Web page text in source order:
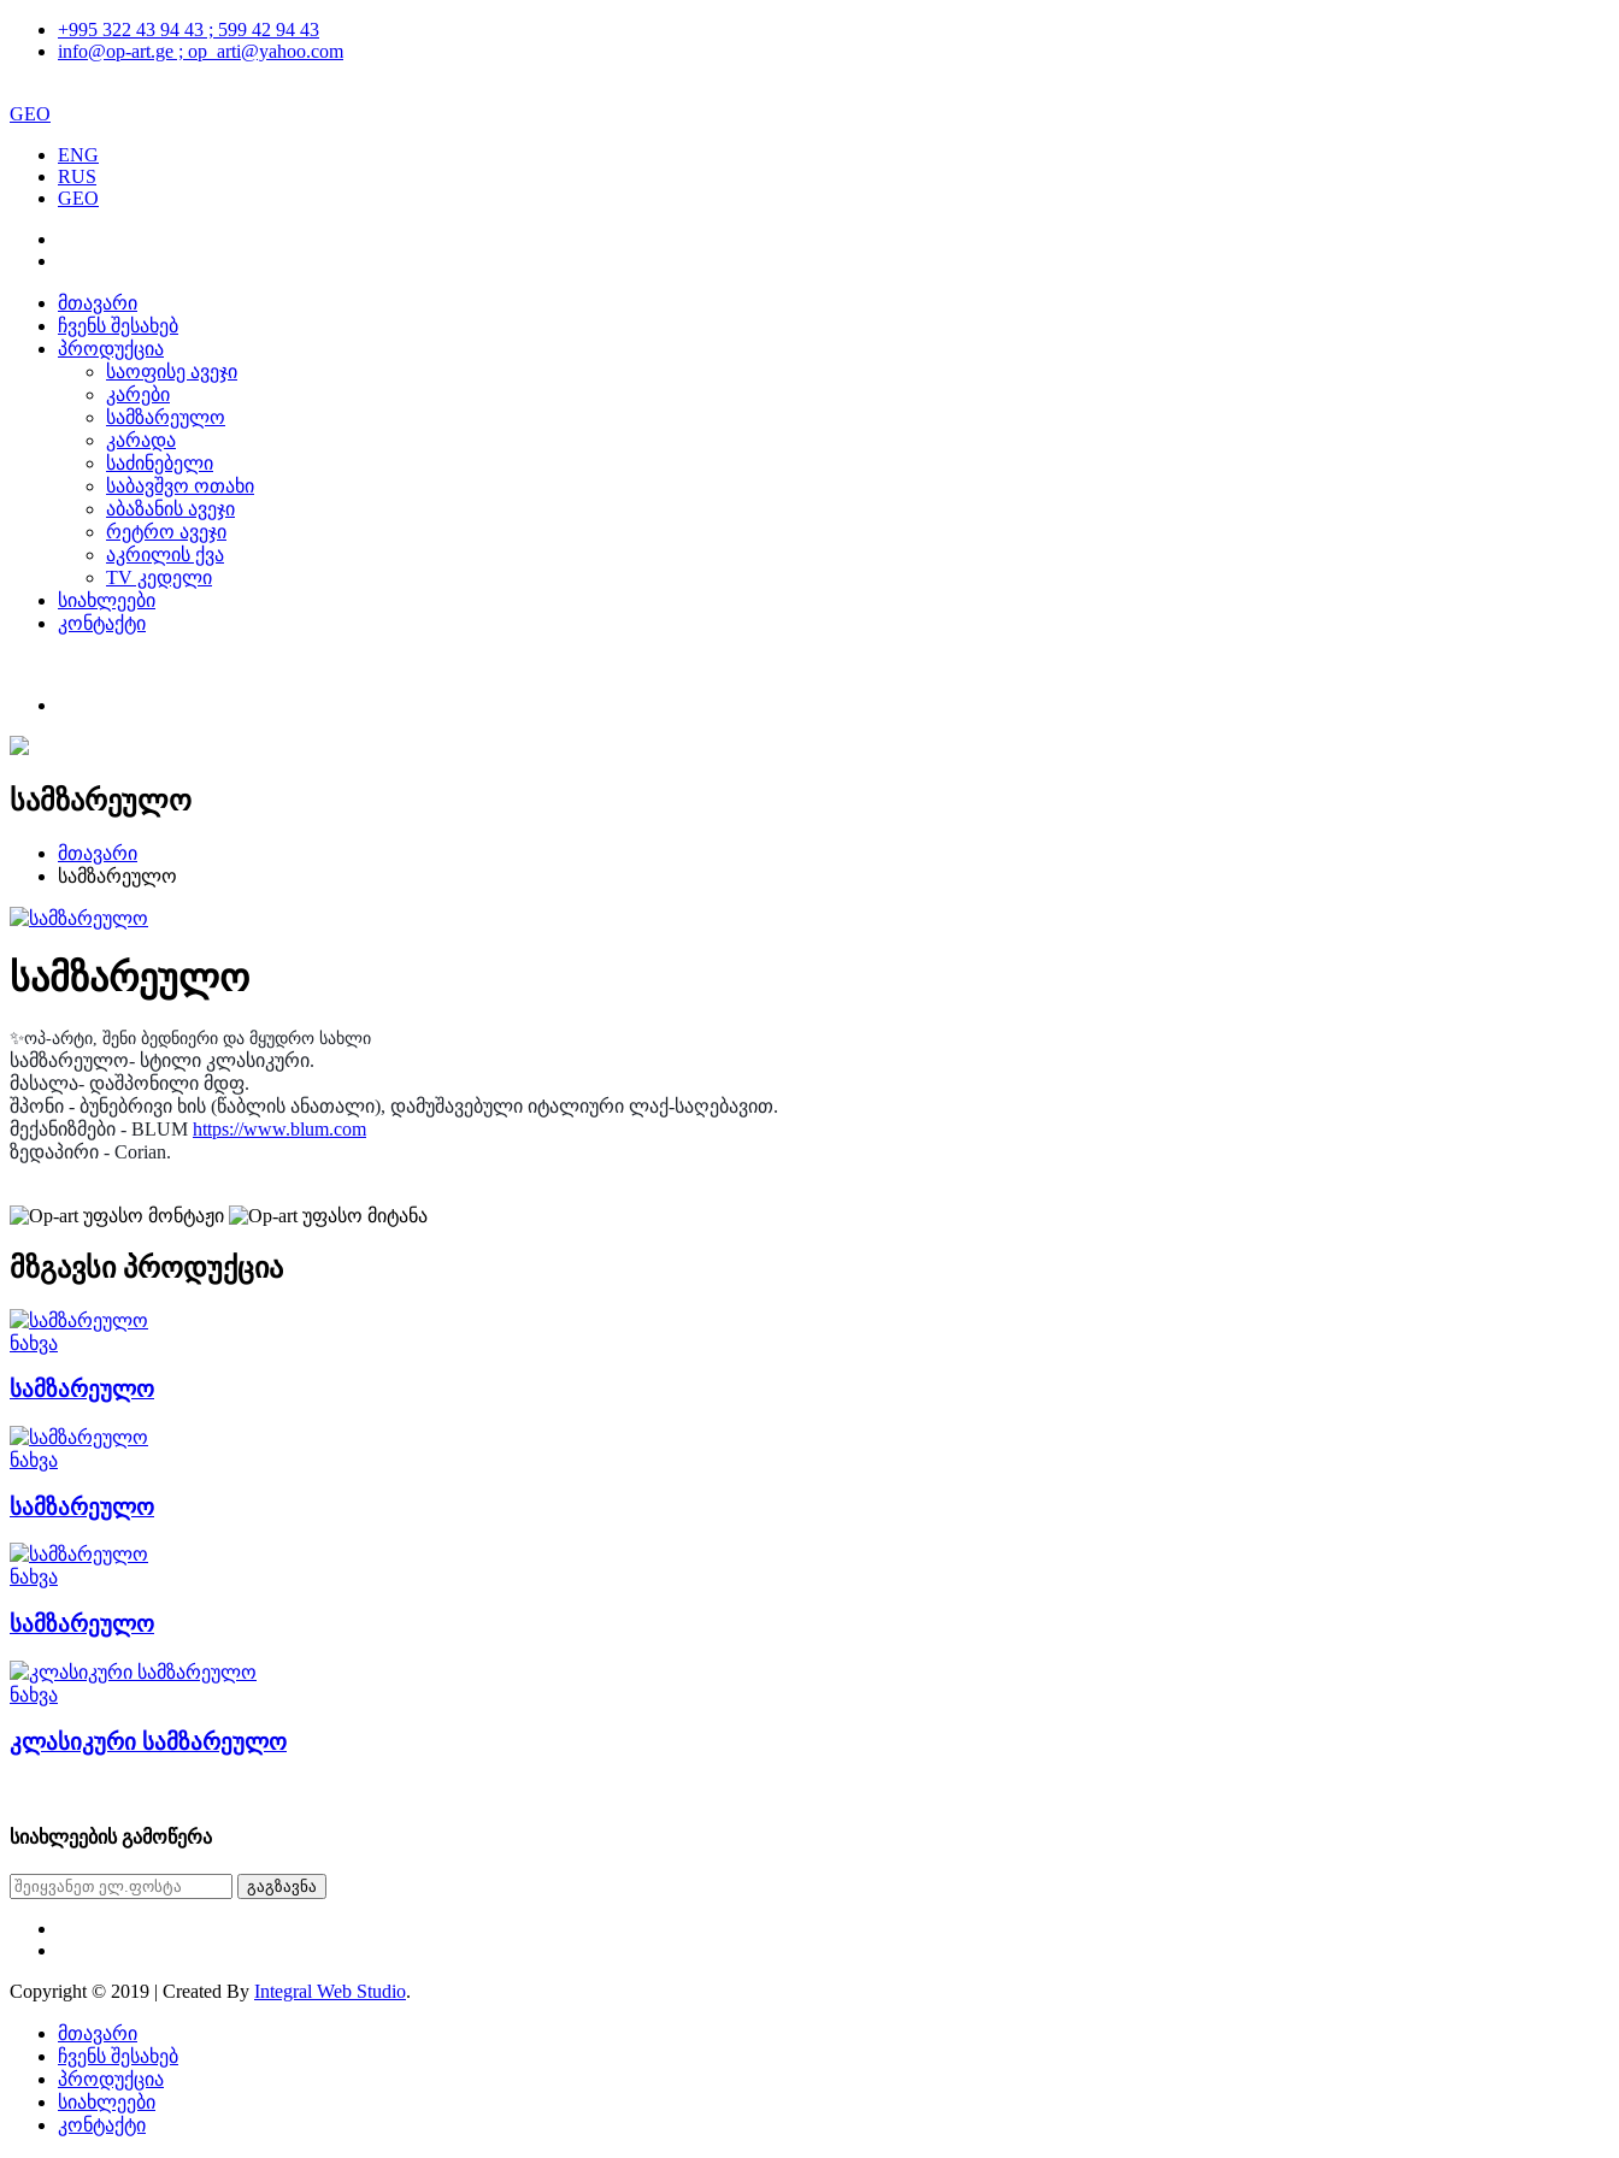
+995 322 43 94 43 ; 599 42 94 43
info@op-art.ge ; op_arti@yahoo.com
GEO
ENG
RUS
GEO
მთავარი
ჩვენს შესახებ
პროდუქცია
საოფისე ავეჯი
კარები
სამზარეულო
კარადა
საძინებელი
საბავშვო ოთახი
აბაზანის ავეჯი
რეტრო ავეჯი
აკრილის ქვა
TV კედელი
სიახლეები
კონტაქტი
სამზარეულო
მთავარი
სამზარეულო
სამზარეულო
✨ოპ-არტი შენი ბედნიერი და მყუდრო სახლი
სამზარეულო- სტილი კლასიკური.
მასალა- დაშპონილი მდფ.
შპონი - ბუნებრივი ხის (წაბლის ანათალი), დამუშავებული იტალიური ლაქ-საღებავით.
მექანიზმები - BLUM https://www.blum.com
ზედაპირი - Corian.
უფასო მონტაჟი უფასო მიტანა
მზგავსი პროდუქცია
ნახვა
სამზარეულო
ნახვა
სამზარეულო
ნახვა
სამზარეულო
ნახვა
კლასიკური სამზარეულო
სიახლეების გამოწერა
გაგზავნა
Copyright © 2019 | Created By Integral Web Studio.
მთავარი
ჩვენს შესახებ
პროდუქცია
სიახლეები
კონტაქტი